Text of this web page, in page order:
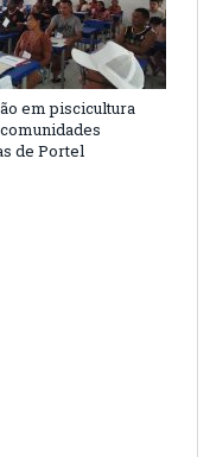
em piscicultura
de Portel